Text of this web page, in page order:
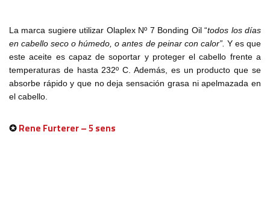
La marca sugiere utilizar Olaplex Nº 7 Bonding Oil “todos los días
en cabello seco o húmedo, o antes de peinar con calor”. Y es que
este aceite es capaz de soportar y proteger el cabello frente a
temperaturas de hasta 232º C. Además, es un producto que se
absorbe rápido y que no deja sensación grasa ni apelmazada en
el cabello.
✪Rene Furterer – 5 sens